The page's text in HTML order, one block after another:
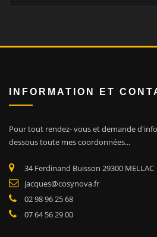
INFORMATION ET
Pour tout rendez- vous et demande
dessous toute mes coordonnées...
34 Ferdinand Buisson 29300 MELLAC
jacques@cosynova.fr
02 98 96 25 68
07 64 56 29 00